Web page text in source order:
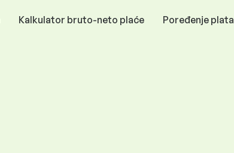
Kalkulator bruto-neto plaće Poređenje plata